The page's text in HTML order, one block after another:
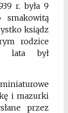
r. była 9
smakowitą
ksiądz
rodzice
lata był
i mazurki
przez